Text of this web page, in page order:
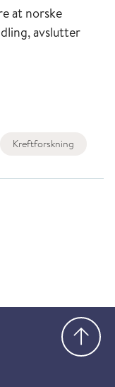
at norske
avslutter
Kreftforskning